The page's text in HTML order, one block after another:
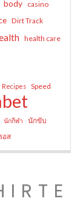
body casino
Dirt Track
health care
Recipes Speed
นักกีฬา นักขับ
อส